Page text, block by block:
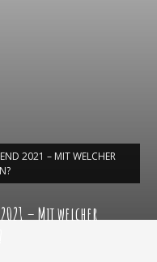
2021 – MIT WELCHER
– Mit welcher